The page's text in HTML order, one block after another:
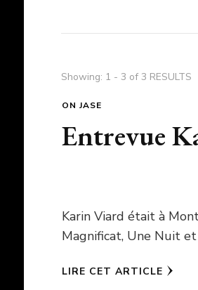
Showing: 1 - 3 of 3 RESULTS
ON JASE
Entrevue
Karin Viard était à
Magnificat, Une Nuit
LIRE CET ARTICLE